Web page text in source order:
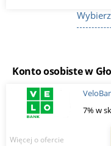
Konto osobiste w
7% w
Więcej o ofercie